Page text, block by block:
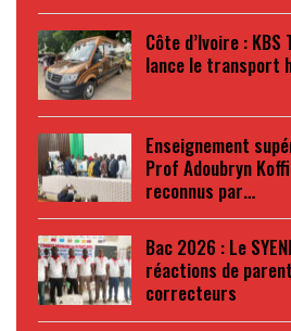
Côte d’Ivoire : KBS
lance le transport
Enseignement
Prof Adoubryn
reconnus par…
Bac 2026 : Le
réactions de
correcteurs